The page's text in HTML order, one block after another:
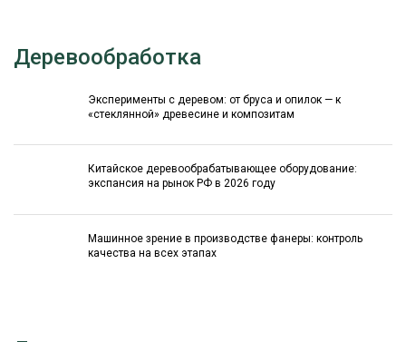
Деревообработка
Эксперименты с деревом: от бруса и опилок — к
«стеклянной» древесине и композитам
Китайское деревообрабатывающее оборудование:
экспансия на рынок РФ в 2026 году
Машинное зрение в производстве фанеры: контроль
качества на всех этапах